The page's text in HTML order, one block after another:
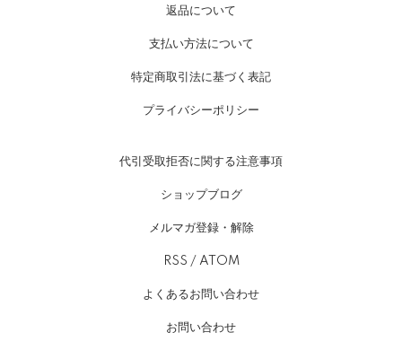
返品について
支払い方法について
特定商取引法に基づく表記
プライバシーポリシー
代引受取拒否に関する注意事項
ショップブログ
メルマガ登録・解除
RSS / ATOM
よくあるお問い合わせ
お問い合わせ